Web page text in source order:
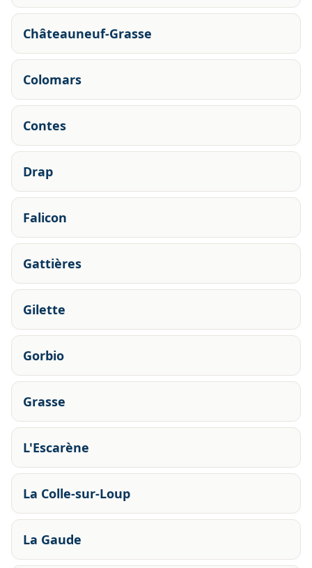
Châteauneuf-Grasse
Colomars
Contes
Drap
Falicon
Gattières
Gilette
Gorbio
Grasse
L'Escarène
La Colle-sur-Loup
La Gaude